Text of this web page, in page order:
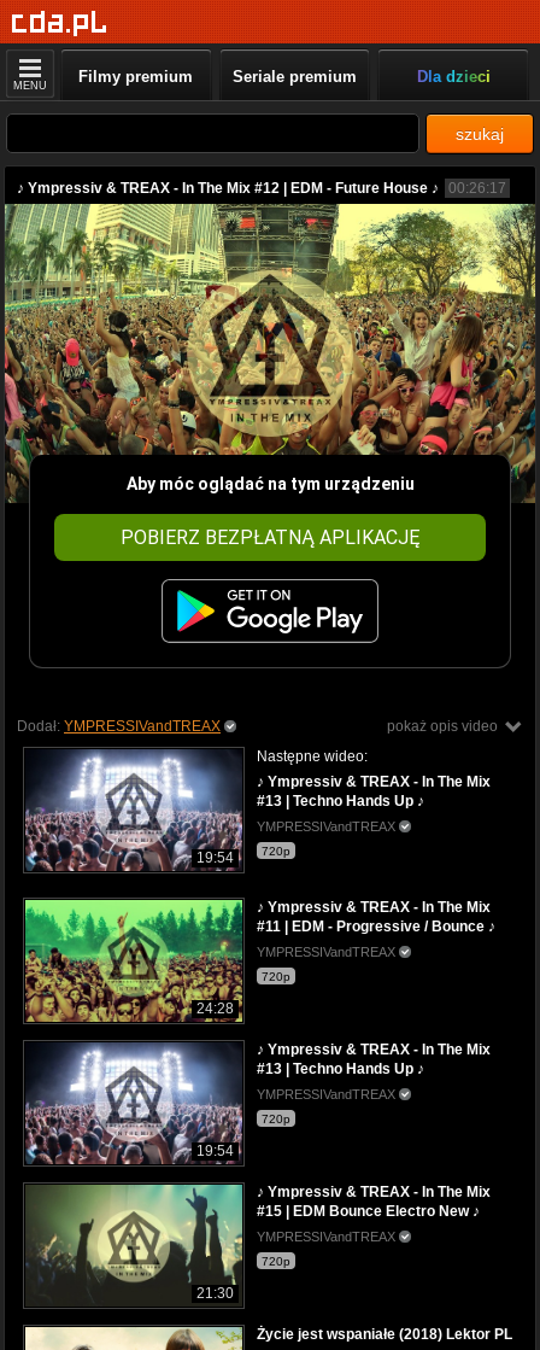
MENU Filmy premium Seriale premium Dla dzieci
szukaj
♪ Ympressiv & TREAX - In The Mix #12 | EDM - Future House ♪ 00:26:17
Aby móc oglądać na tym urządzeniu
POBIERZ BEZPŁATNĄ APLIKACJĘ
pokaż opis video
Dodał: YMPRESSIVandTREAX
19:54
Następne wideo:
♪ Ympressiv & TREAX - In The Mix
#13 | Techno Hands Up ♪
YMPRESSIVandTREAX
720p
24:28
♪ Ympressiv & TREAX - In The Mix
#11 | EDM - Progressive / Bounce ♪
YMPRESSIVandTREAX
720p
19:54
♪ Ympressiv & TREAX - In The Mix
#13 | Techno Hands Up ♪
YMPRESSIVandTREAX
720p
21:30
♪ Ympressiv & TREAX - In The Mix
#15 | EDM Bounce Electro New ♪
YMPRESSIVandTREAX
720p
Życie jest wspaniałe (2018) Lektor PL